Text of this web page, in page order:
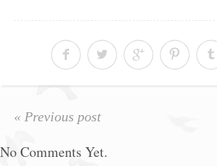
« Previous post
No Comments Yet.